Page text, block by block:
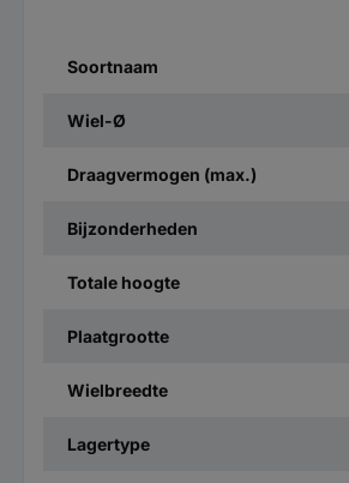
Soortnaam
Wiel-Ø
Draagvermogen (max.)
Bijzonderheden
Totale hoogte
Plaatgrootte
Wielbreedte
Lagertype